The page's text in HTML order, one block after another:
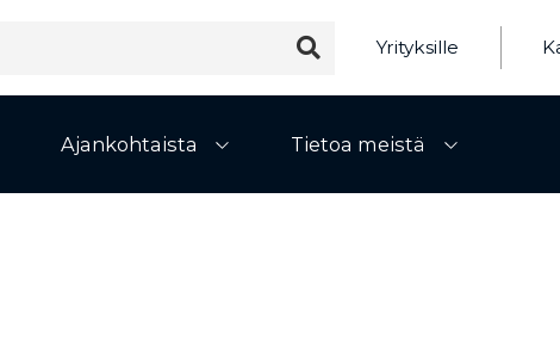
Yrityksille
Avaa alivalikko
Ajankohtaista
Avaa alivalikko
Tietoa meistä